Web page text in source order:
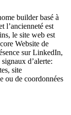
builder basé à
l’ancienneté est
le site web est
Website de
sur LinkedIn,
d’alerte:
site
ou de coordonnées